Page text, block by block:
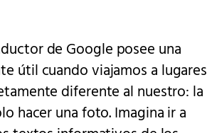
de Google posee una
útil cuando viajamos a lugares
diferente al nuestro: la
hacer una foto. Imagina ir a